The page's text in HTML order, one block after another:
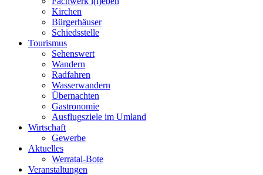
Kirchen
Bürgerhäuser
Schiedsstelle
Tourismus
Sehenswert
Wandern
Radfahren
Wasserwandern
Übernachten
Gastronomie
Ausflugsziele im Umland
Wirtschaft
Gewerbe
Aktuelles
Werratal-Bote
Veranstaltungen